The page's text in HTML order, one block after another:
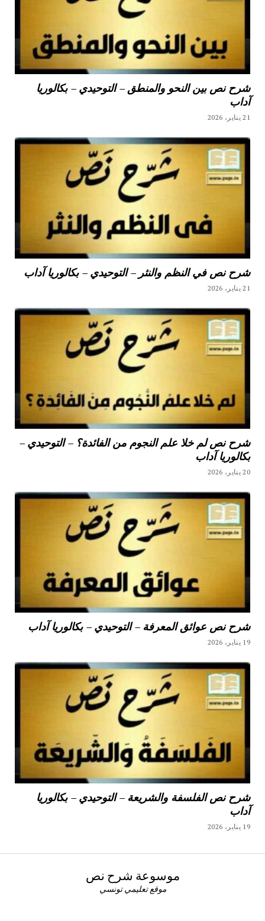
شرح نص بين النحو والمنطق – التوحيدي – بكالوريا
آداب
21 يناير، 2026
شرح نص في النظم والنثر – التوحيدي – بكالوريا آداب
21 يناير، 2026
شرح نص لم خلا علم النجوم من الفائدة؟ – التوحيدي –
بكالوريا آداب
20 يناير، 2026
شرح نص عوائق المعرفة – التوحيدي – بكالوريا آداب
19 يناير، 2026
شرح نص الفلسفة والشريعة – التوحيدي – بكالوريا
آداب
19 يناير، 2026
موسوعة شرح نص
موقع تعليمي تونسي